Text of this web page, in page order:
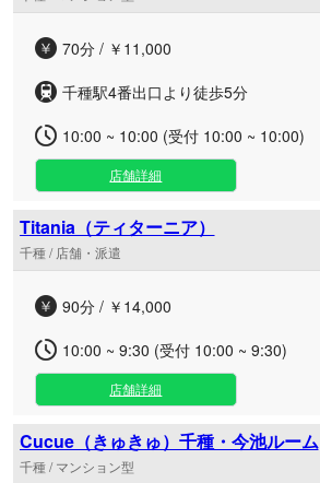
70分 / ￥11,000
千種駅4番出口より徒歩5分
10:00 ~ 10:00 (受付 10:00 ~ 10:00)
店舗詳細
Titania（ティターニア）
千種 / 店舗・派遣
90分 / ￥14,000
10:00 ~ 9:30 (受付 10:00 ~ 9:30)
店舗詳細
Cucue（きゅきゅ）千種・今池ルーム
千種 / マンション型